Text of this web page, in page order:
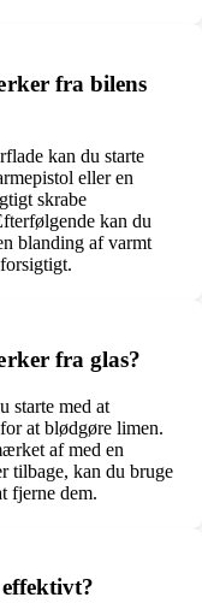
fra bilens
kan du starte
eller en
skrabe
kan du
blanding af varmt
fra glas?
starte med at
at blødgøre limen.
af med en
tilbage, kan du bruge
fjerne dem.